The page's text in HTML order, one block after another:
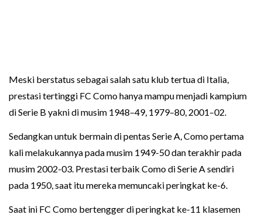
Meski berstatus sebagai salah satu klub tertua di Italia,
prestasi tertinggi FC Como hanya mampu menjadi kampium
di Serie B yakni di musim 1948–49, 1979–80, 2001–02.
Sedangkan untuk bermain di pentas Serie A, Como pertama
kali melakukannya pada musim 1949-50 dan terakhir pada
musim 2002-03. Prestasi terbaik Como di Serie A sendiri
pada 1950, saat itu mereka memuncaki peringkat ke-6.
Saat ini FC Como bertengger di peringkat ke-11 klasemen